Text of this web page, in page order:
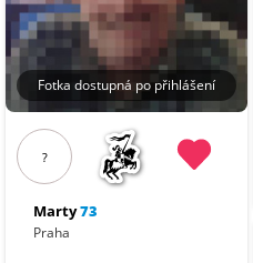
Fotka dostupná po přihlášení
?
Marty73
Praha